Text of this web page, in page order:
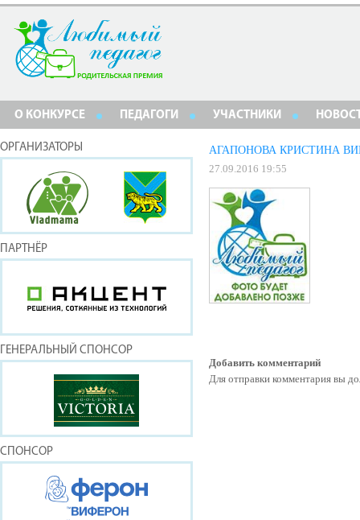
О КОНКУРСЕ ПЕДАГОГИ УЧАСТНИКИ
ОРГАНИЗАТОРЫ
ПАРТНЁР
ГЕНЕРАЛЬНЫЙ СПОНСОР
СПОНСОР
АГАПОНОВА КРИСТИНА
27.09.2016 19:55
Добавить комментарий
Для отправки комментария вы